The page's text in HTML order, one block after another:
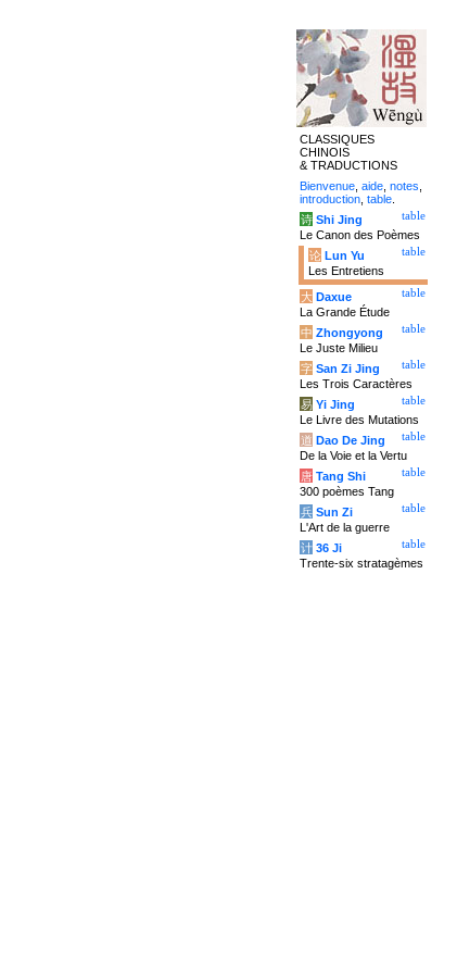
CLASSIQUES
CHINOIS
& TRADUCTIONS
Bienvenue aide notes
introduction table
table
诗 Shi Jing
Le Canon des Poèmes
table
论 Lun Yu
Les Entretiens
table
大 Daxue
La Grande Étude
table
中 Zhongyong
Le Juste Milieu
table
字 San Zi Jing
Les Trois Caractères
table
易 Yi Jing
Le Livre des Mutations
table
道 Dao De Jing
De la Voie et la Vertu
table
唐 Tang Shi
300 poèmes Tang
table
兵 Sun Zi
L'Art de la guerre
table
计 36 Ji
Trente-six stratagèmes